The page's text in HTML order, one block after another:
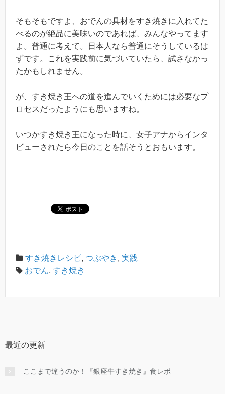
そもそもですよ、おでんの具材をすき焼きに入れてた
べるのが絶品に美味いのであれば、みんなやってます
よ。普通に考えて。日本人なら普通にそうしているは
ずです。これを実践前に気づいていたら、試さなかっ
たかもしれません。
が、すき焼き王への道を進んでいくためには必要なプ
ロセスだったようにも思いますね。
いつかすき焼き王になった時に、女子アナからインタ
ビューされたら今日のことを話そうとおもいます。
すき焼きレシピ, つぶやき , 実践
おでん, すき焼き
最近の更新
ここまで違うのか！『銀座牛すき焼き』食レポ